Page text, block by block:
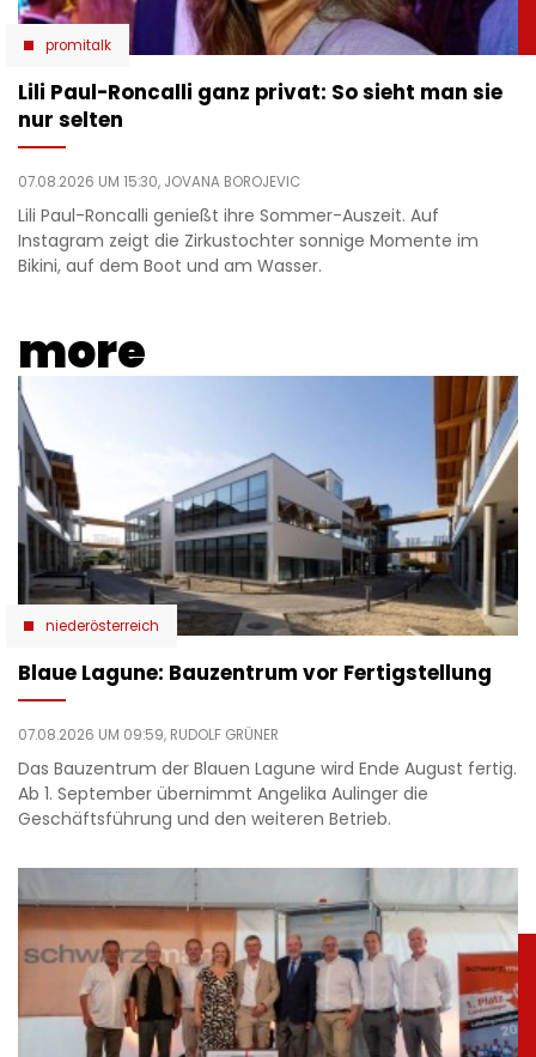
promitalk
Lili Paul-Roncalli ganz privat: So sieht man sie
nur selten
07.08.2026 UM 15:30, JOVANA BOROJEVIC
Lili Paul-Roncalli genießt ihre Sommer-Auszeit. Auf
Instagram zeigt die Zirkustochter sonnige Momente im
Bikini, auf dem Boot und am Wasser.
more
niederösterreich
Blaue Lagune: Bauzentrum vor Fertigstellung
07.08.2026 UM 09:59, RUDOLF GRÜNER
Das Bauzentrum der Blauen Lagune wird Ende August fertig.
Ab 1. September übernimmt Angelika Aulinger die
Geschäftsführung und den weiteren Betrieb.